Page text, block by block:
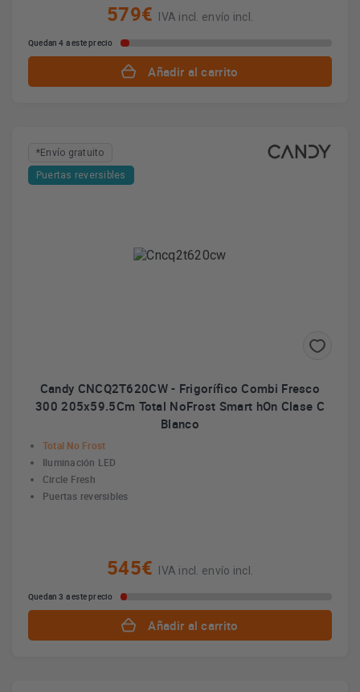
579€ IVA incl. envío incl.
Quedan 4 a este precio
Añadir al carrito
*Envío gratuito
Puertas reversibles
Candy CNCQ2T620CW - Frigorífico Combi Fresco
300 205x59.5Cm Total NoFrost Smart hOn Clase C
Blanco
Total No Frost
Iluminación LED
Circle Fresh
Puertas reversibles
545€ IVA incl. envío incl.
Quedan 3 a este precio
Añadir al carrito